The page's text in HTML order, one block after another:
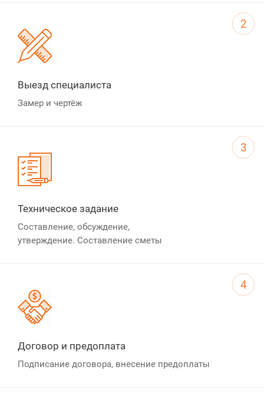
2
Выезд специалиста
Замер и чертёж
3
Техническое задание
Составление, обсуждение,
утверждение. Составление сметы
4
Договор и предоплата
Подписание договора, внесение предоплаты